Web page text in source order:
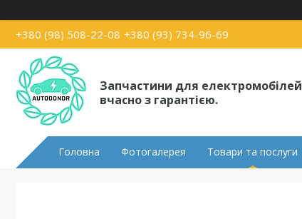
+380 (98) 508-22-08 +380 (93) 734-96-69
Запчастини для електромобілей
вчасно з гарантією.
Головна Фотогалерея Товари та послуги